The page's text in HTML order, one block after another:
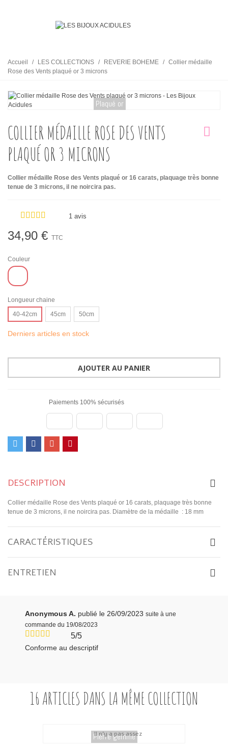
Accueil / LES COLLECTIONS / REVERIE BOHEME / Collier médaille
Rose des Vents plaqué or 3 microns
Plaqué or
COLLIER MÉDAILLE ROSE DES VENTS
PLAQUÉ OR 3 MICRONS
Collier médaille Rose des Vents plaqué or 16 carats, plaquage très bonne
tenue de 3 microns, il ne noircira pas.
1 avis
34,90 € TTC
Couleur
Doré
Longueur chaine
40-42cm
45cm 50cm
Derniers articles en stock
AJOUTER AU PANIER
Paiements 100% sécurisés
DESCRIPTION
Collier médaille Rose des Vents plaqué or 16 carats, plaquage très bonne
tenue de 3 microns, il ne noircira pas. Diamètre de la médaille : 18 mm
CARACTÉRISTIQUES
ENTRETIEN
Anonymous A. publié le 26/09/2023 suite à une
commande du 19/08/2023
5/5
Conforme au descriptif
16 ARTICLES DANS LA MÊME COLLECTION
Pierre gemme